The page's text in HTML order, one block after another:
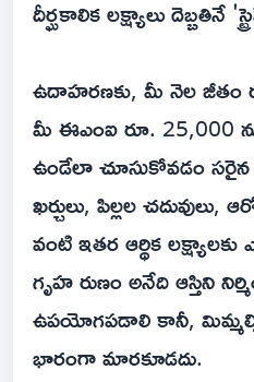
దీర్ఘకాలిక లక్ష్యాలు
ఉదాహరణకు, మీ నెల జీతం
మీ ఈఎంఐ రూ. 25,000
ఉండేలా చూసుకోవడం సరైన
ఖర్చులు, పిల్లల
వంటి ఇతర ఆర్థిక
గృహ రుణం అనేది ఆస్తిని
ఉపయోగపడాలి కానీ, మిమ్మల్ని
భారంగా మారకూడదు.